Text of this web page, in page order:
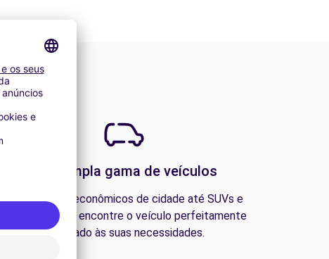
Uma ampla gama de veículos
Desde carros econômicos de cidade até SUVs e
vans familiares, encontre o veículo perfeitamente
adequado às suas necessidades.